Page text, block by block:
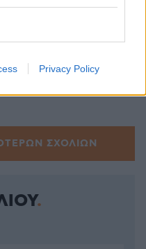
Privacy Policy
ΣΧΟΛΙΩΝ